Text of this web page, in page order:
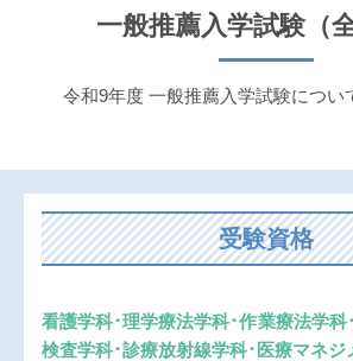
一般推薦入学試験（
令和9年度 一般推薦入学試験につい
受験資格
看護学科･理学療法学科･作業療法学科
検査学科･診療放射線学科･医療マネジ